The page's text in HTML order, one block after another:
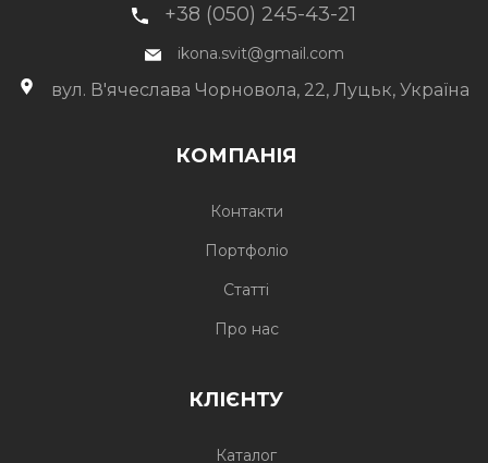
КОМПАНІЯ
Контакти
Портфоліо
Статті
Про нас
КЛІЄНТУ
Каталог
+38 (050) 245-43-21
ikona.svit@gmail.com
вул. В'ячеслава Чорновола, 22, Луцьк, Україна